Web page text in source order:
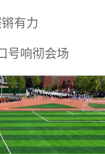
有力
号响彻会场